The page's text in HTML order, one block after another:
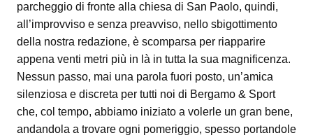
parcheggio di fronte alla chiesa di San Paolo, quindi,
all’improvviso e senza preavviso, nello sbigottimento
della nostra redazione, è scomparsa per riapparire
appena venti metri più in là in tutta la sua magnificenza.
Nessun passo, mai una parola fuori posto, un’amica
silenziosa e discreta per tutti noi di Bergamo & Sport
che, col tempo, abbiamo iniziato a volerle un gran bene,
andandola a trovare ogni pomeriggio, spesso portandole